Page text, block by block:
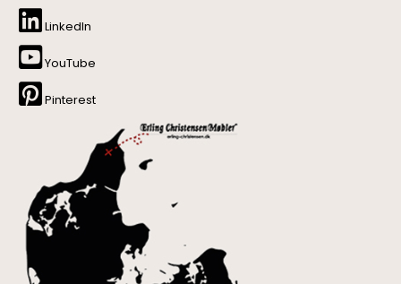
LinkedIn
YouTube
Pinterest